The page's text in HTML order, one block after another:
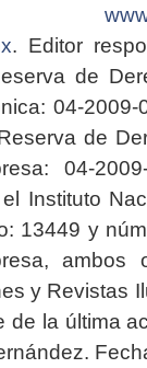
. Editor
de
04-2009-
de
04-2009-
Instituto
13449 y
ambos
y Revistas
de la última